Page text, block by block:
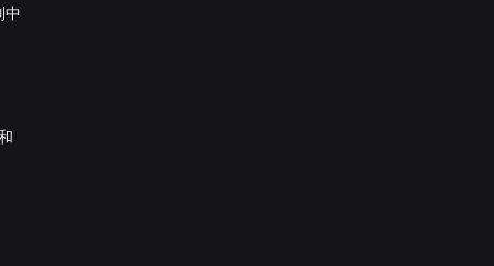
中